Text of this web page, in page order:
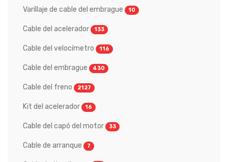
Varillaje de cable del embrague 10
Cable del acelerador 133
Cable del velocímetro 116
Cable del embrague 430
Cable del freno 2127
Kit del acelerador 16
Cable del capó del motor 33
Cable de arranque 7